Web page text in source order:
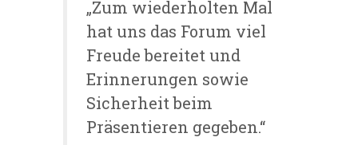
„Zum wiederholten Mal
hat uns das Forum viel
Freude bereitet und
Erinnerungen sowie
Sicherheit beim
Präsentieren gegeben.“